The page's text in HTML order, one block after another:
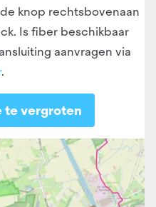
knop rechtsbovenaan
Is fiber beschikbaar
aanvragen via
.
te vergroten